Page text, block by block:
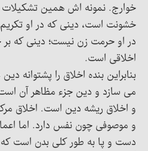
خوارج. نمونه اش همین تشکیلات
خشونت است، دینی که در او
در او حرمت زن نیست؛ دینی که
اخلاقی است.
بنابراین بنده اخلاق را پشتوانه
می سازد و دین جزء مظاهر آن
و اخلاق ریشه دین است. اخلاق
و موصوفی چون نفس دارد. اما
دست و پا به طور کلی بدن است